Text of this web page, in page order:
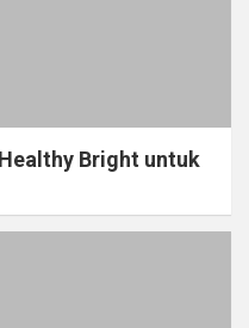
Bright untuk